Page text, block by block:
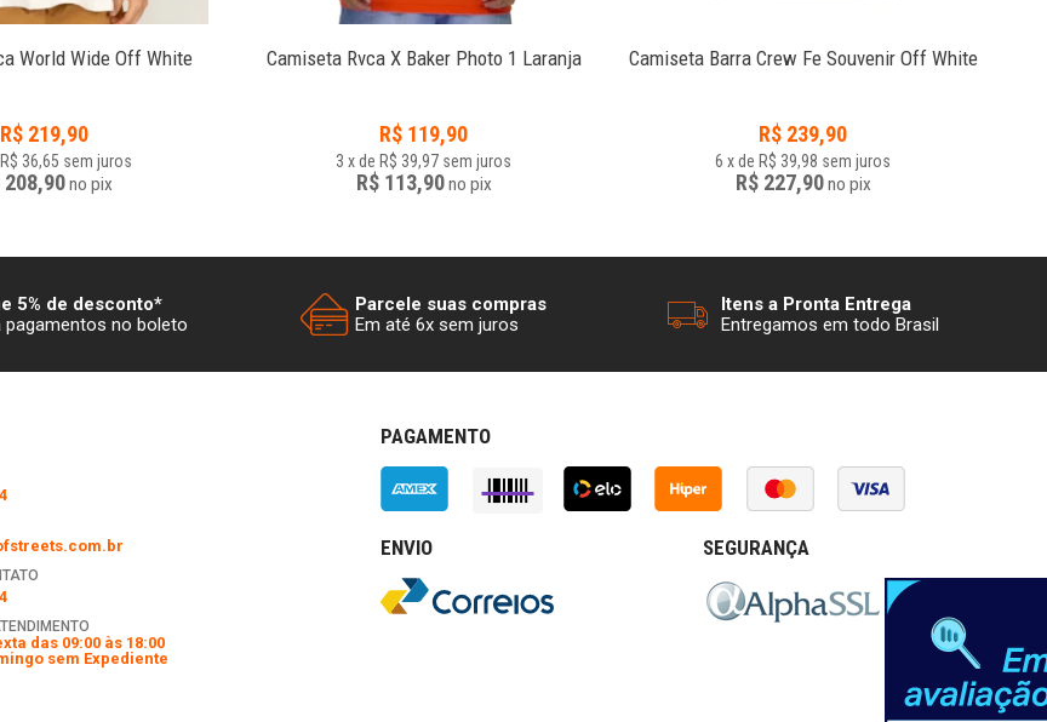
World Wide Off White
R$ 219,90
R$ 36,65 sem juros
208,90no pix
Camiseta Rvca X Baker Photo 1 Laranja
R$ 119,90
3 xde R$ 39,97 sem juros
R$ 113,90no pix
Camiseta Barra Crew Fe Souvenir Off White
R$ 239,90
6 xde R$ 39,98 sem juros
R$ 227,90no pix
5% de desconto*
pagamentos no boleto
Parcele suas compras
Em até 6x sem juros
Itens a Pronta Entrega
Entregamos em todo Brasil
das 09:00 às 18:00
sem Expediente
PAGAMENTO
ENVIO SEGURANÇA